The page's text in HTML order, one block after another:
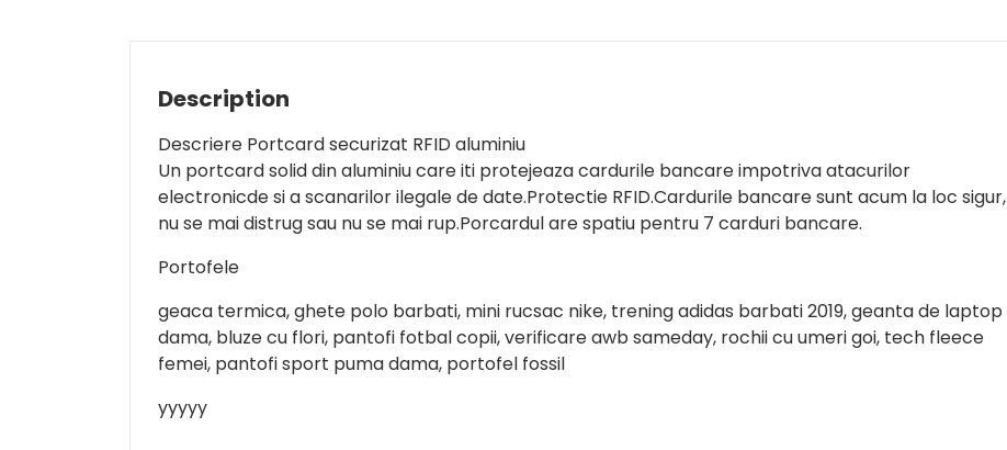
Description
Descriere Portcard securizat RFID aluminiu
Un portcard solid din aluminiu care iti protejeaza cardurile bancare impotriva atacurilor
electronicde si a scanarilor ilegale de date.Protectie RFID.Cardurile bancare sunt acum la loc sigur,
nu se mai distrug sau nu se mai rup.Porcardul are spatiu pentru 7 carduri bancare.
Portofele
geaca termica, ghete polo barbati, mini rucsac nike, trening adidas barbati 2019, geanta de laptop
dama, bluze cu flori, pantofi fotbal copii, verificare awb sameday, rochii cu umeri goi, tech fleece
femei, pantofi sport puma dama, portofel fossil
yyyyy